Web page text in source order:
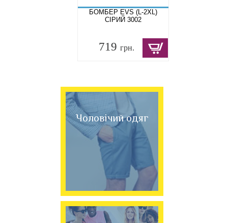
БОМБЕР EVS (L-2XL)
СІРИЙ 3002
719 грн.
Чоловічий одяг